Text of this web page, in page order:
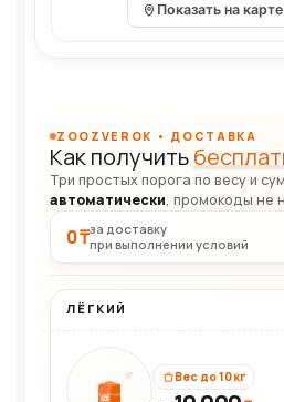
Показать на
ZOOZVEROK • ДОСТАВКА
Как получить
Три простых порога по весу и
автоматически, промокоды не
0 ₸за доставку
при выполнении условий
ЛЁГКИЙ
10кг
Вес до 10 кг